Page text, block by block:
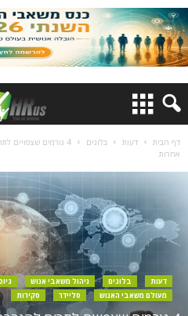
דף הבית דעות בלוגים
4 גורמים שצפויים
אחרות
דעות בלוגים ניהול משאבי אנוש
מעולם משאבי האנוש
סליידר סקירות